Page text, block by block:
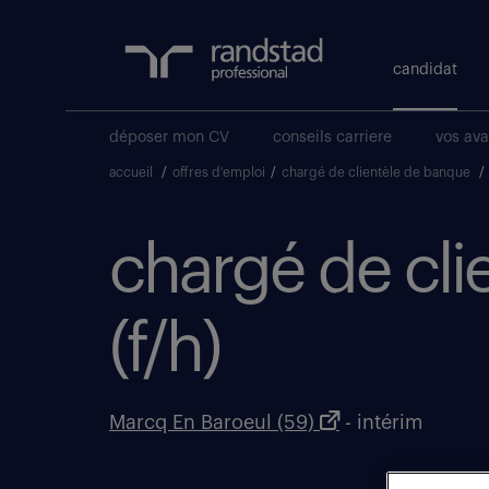
candidat
déposer mon CV conseils carriere vos
accueil / offres d'emploi / chargé de clientèle de banque /
chargé de
(f/h)
Marcq En Baroeul (59) - intérim